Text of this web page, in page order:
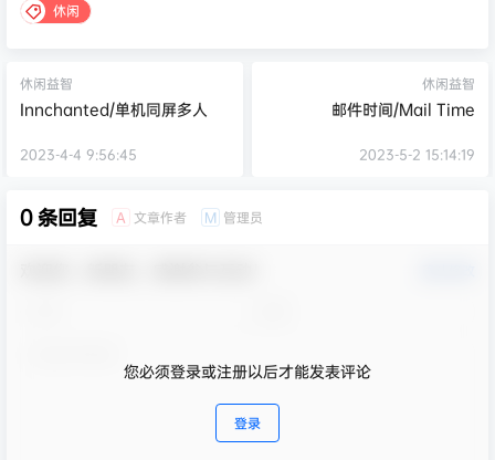
休闲
休闲益智
Innchanted/单机同屏多人
2023-4-4 9:56:45
休闲益智
邮件时间/Mail Time
2023-5-2 15:14:19
0 条回复 A 文章作者 M 管理员
您必须登录或注册以后才能发表评论
登录